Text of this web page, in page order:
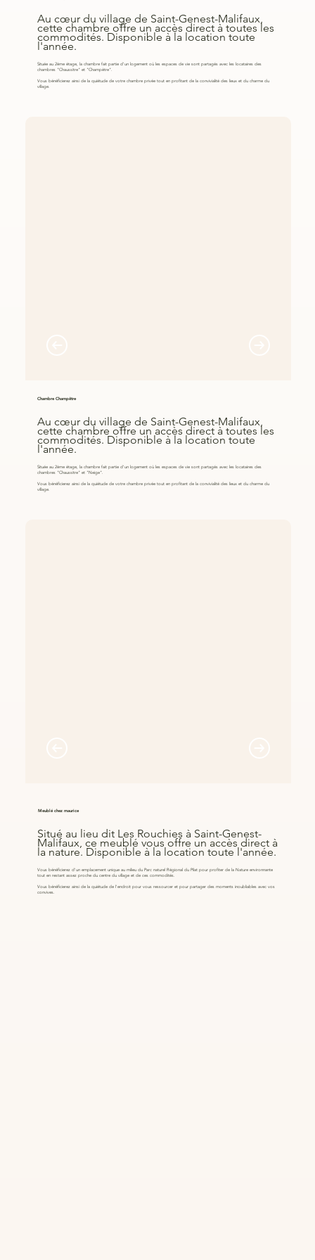
Au cœur du village de Saint-Genest-Malifaux,
cette chambre offre un accès direct à toutes les
commodités. Disponible à la location toute
l'année.
Située au 2ème étage, la chambre fait partie d'un logement où les espaces de vie sont partagés avec les locataires des
chambres "Chaussitre" et "Champètre".
Vous bénéficierez ainsi de la quiétude de votre chambre privée tout en profitant de la convivialité des lieux et du charme du
village.
Chambre Champêtre
Au cœur du village de Saint-Genest-Malifaux,
cette chambre offre un accès direct à toutes les
commodités. Disponible à la location toute
l'année.
Située au 2ème étage, la chambre fait partie d'un logement où les espaces de vie sont partagés avec les locataires des
chambres "Chaussitre" et "Neige".
Vous bénéficierez ainsi de la quiétude de votre chambre privée tout en profitant de la convivialité des lieux et du charme du
village.
Meublé chez maurice
Situé au lieu dit Les Rouchies à Saint-Genest-
Malifaux, ce meublé vous offre un accès direct à
la nature. Disponible à la location toute l'année.
Vous bénéficierez d'un emplacement unique au milieu du Parc naturel Régional du Pilat pour profiter de la Nature environnante
tout en restant assez proche du centre du village et de ces commodités.
Vous bénéficierez ainsi de la quiétude de l'endroit pour vous ressourcer et pour partager des moments inoubliables avec vos
convives.